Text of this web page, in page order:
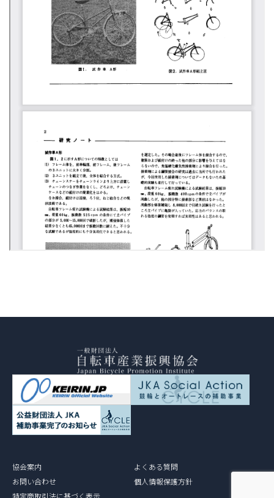
協会案内
よくある質問
お問い合わせ
個人情報保護方針